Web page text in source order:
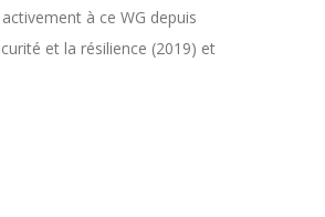
à ce WG depuis
et la résilience (2019) et